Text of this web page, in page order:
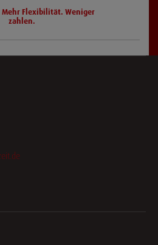
Mehr Flexibilität. Weniger
zahlen.